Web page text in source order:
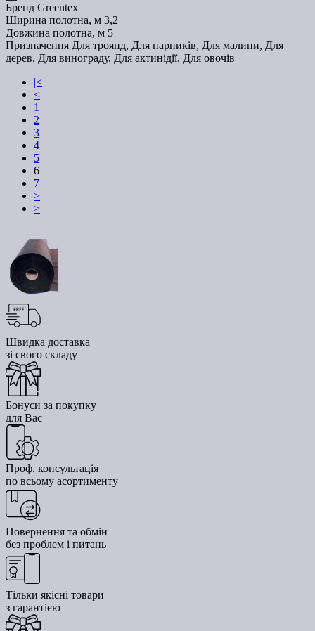
Бренд Greentex
Ширина полотна, м 3,2
Довжина полотна, м 5
Призначення Для троянд, Для парників, Для малини, Для
дерев, Для винограду, Для актинідії, Для овочів
|<
<
1
2
3
4
5
6
7
>
>|
Швидка доставка
зі свого складу
Бонуси за покупку
для Вас
Проф. консультація
по всьому асортименту
Повернення та обмін
без проблем і питань
Тільки якісні товари
з гарантією